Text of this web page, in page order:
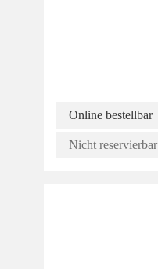
Online bestellbar
Nicht reservierbar